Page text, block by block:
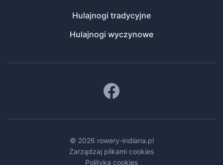
Hulajnogi tradycyjne
Hulajnogi wyczynowe
© 2026 rowery-indiana.pl
Zarządzaj plikami cookies
Polityka cookies